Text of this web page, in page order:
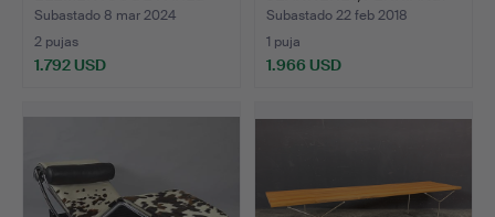
PARA KN…
Subastado 8 mar 2024
2 pujas
1.792 USD
TUMBONA…
Subastado 22 feb 2018
1 puja
1.966 USD